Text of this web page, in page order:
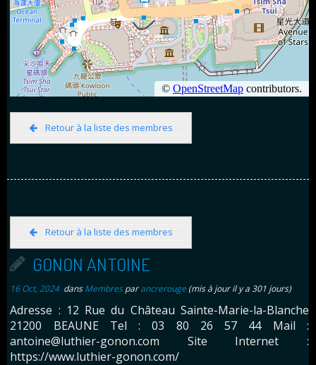
Retour à la liste des membres
Retour à la liste des membres
GONON ANTOINE
16 Oct, 2024dansMembresparancrerouge (mis à jour il y a 301 jours)
Adresse : 12 Rue du Château Sainte-Marie-la-Blanche
21200 BEAUNE Tel : 03 80 26 57 44 Mail :
antoine@luthier-gonon.com Site Internet :
https://www.luthier-gonon.com/